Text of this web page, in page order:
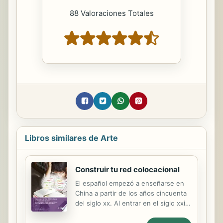
88 Valoraciones Totales
Libros similares de Arte
Construir tu red colocacional
El español empezó a enseñarse en
China a partir de los años cincuenta
del siglo xx. Al entrar en el siglo xxi